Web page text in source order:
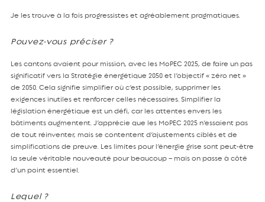
Je les trouve à la fois progressistes et agréablement pragmatiques.
Pouvez-vous préciser ?
Les cantons avaient pour mission, avec les MoPEC 2025, de faire un pas
significatif vers la Stratégie énergétique 2050 et l’objectif « zéro net »
de 2050. Cela signifie simplifier où c’est possible, supprimer les
exigences inutiles et renforcer celles nécessaires. Simplifier la
législation énergétique est un défi, car les attentes envers les
bâtiments augmentent. J’apprécie que les MoPEC 2025 n’essaient pas
de tout réinventer, mais se contentent d’ajustements ciblés et de
simplifications de preuve. Les limites pour l’énergie grise sont peut-être
la seule véritable nouveauté pour beaucoup – mais on passe à côté
d’un point essentiel.
Lequel ?